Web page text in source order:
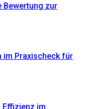
Bewertung zur
im Praxischeck für
Effizienz im